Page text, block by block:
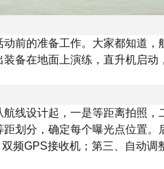
前的准备工作。大家都知道，
备在地面上演练，直升机启动
线设计起，一是等距离拍照，
划分，确定每个曝光点位置。
频GPS接收机；第三、自动调